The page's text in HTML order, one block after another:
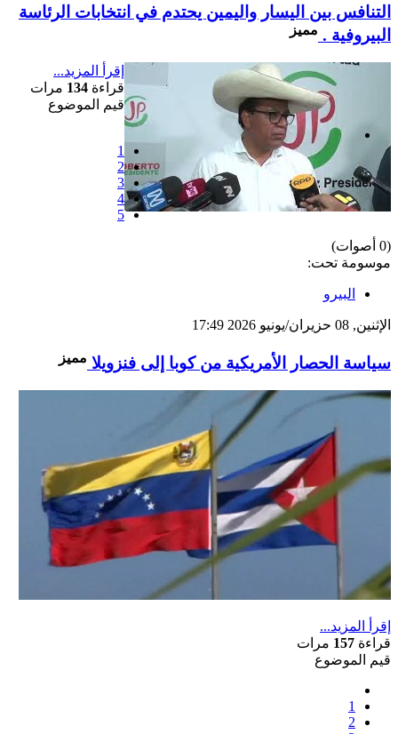
التنافس بين اليسار واليمين يحتدم في انتخابات الرئاسة
البيروفية . مميز
إقرأ المزيد...
قراءة 134 مرات
قيم الموضوع
1
2
3
4
5
(0 أصوات)
موسومة تحت:
البيرو
الإثنين, 08 حزيران/يونيو 2026 17:49
سياسة الحصار الأمريكية من كوبا إلى فنزويلا مميز
إقرأ المزيد...
قراءة 157 مرات
قيم الموضوع
1
2